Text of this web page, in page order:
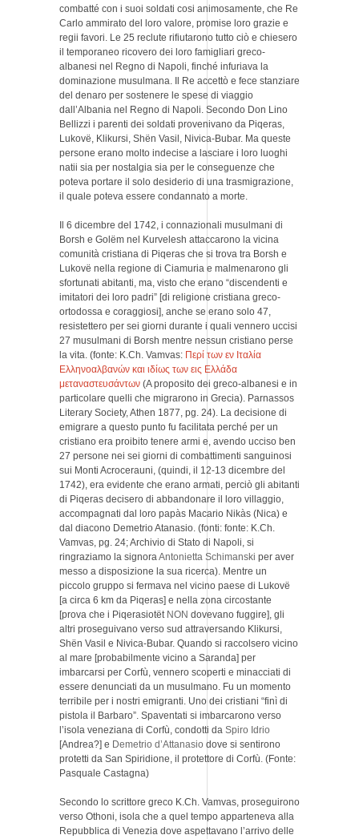
combatté con i suoi soldati cosi animosamente, che Re
Carlo ammirato del loro valore, promise loro grazie e
regii favori. Le 25 reclute rifiutarono tutto ciò e chiesero
il temporaneo ricovero dei loro famigliari greco-
albanesi nel Regno di Napoli, finché infuriava la
dominazione musulmana. Il Re accettò e fece stanziare
del denaro per sostenere le spese di viaggio
dall’Albania nel Regno di Napoli. Secondo Don Lino
Bellizzi i parenti dei soldati provenivano da Piqeras,
Lukovë, Klikursi, Shën Vasil, Nivica-Bubar. Ma queste
persone erano molto indecise a lasciare i loro luoghi
natii sia per nostalgia sia per le conseguenze che
poteva portare il solo desiderio di una trasmigrazione,
il quale poteva essere condannato a morte.
Il 6 dicembre del 1742, i connazionali musulmani di
Borsh e Golëm nel Kurvelesh attaccarono la vicina
comunità cristiana di Piqeras che si trova tra Borsh e
Lukovë nella regione di Ciamuria e malmenarono gli
sfortunati abitanti, ma, visto che erano “discendenti e
imitatori dei loro padri” [di religione cristiana greco-
ortodossa e coraggiosi], anche se erano solo 47,
resistettero per sei giorni durante i quali vennero uccisi
27 musulmani di Borsh mentre nessun cristiano perse
la vita. (fonte: K.Ch. Vamvas: Περί των εν Ιταλία
Ελληνοαλβανών και ιδίως των εις Ελλάδα
μεταναστευσάντων (A proposito dei greco-albanesi e in
particolare quelli che migrarono in Grecia). Parnassos
Literary Society, Athen 1877, pg. 24). La decisione di
emigrare a questo punto fu facilitata perché per un
cristiano era proibito tenere armi e, avendo ucciso ben
27 persone nei sei giorni di combattimenti sanguinosi
sui Monti Acrocerauni, (quindi, il 12-13 dicembre del
1742), era evidente che erano armati, perciò gli abitanti
di Piqeras decisero di abbandonare il loro villaggio,
accompagnati dal loro papàs Macario Nikàs (Nica) e
dal diacono Demetrio Atanasio. (fonti: fonte: K.Ch.
Vamvas, pg. 24; Archivio di Stato di Napoli, si
ringraziamo la signoraAntonietta Schimanski per aver
messo a disposizione la sua ricerca). Mentre un
piccolo gruppo si fermava nel vicino paese di Lukovë
[a circa 6 km da Piqeras] e nella zona circostante
[prova che i Piqerasiotët NON dovevano fuggire], gli
altri proseguivano verso sud attraversando Klikursi,
Shën Vasil e Nivica-Bubar. Quando si raccolsero vicino
al mare [probabilmente vicino a Saranda] per
imbarcarsi per Corfù, vennero scoperti e minacciati di
essere denunciati da un musulmano. Fu un momento
terribile per i nostri emigranti. Uno dei cristiani “finì di
pistola il Barbaro”. Spaventati si imbarcarono verso
l’isola veneziana di Corfù, condotti da Spiro Idrio
[Andrea?] e Demetrio d’Attanasio dove si sentirono
protetti da San Spiridione, il protettore di Corfù. (Fonte:
Pasquale Castagna)
Secondo lo scrittore greco K.Ch. Vamvas, proseguirono
verso Othoni, isola che a quel tempo apparteneva alla
Repubblica di Venezia dove aspettavano l’arrivo delle